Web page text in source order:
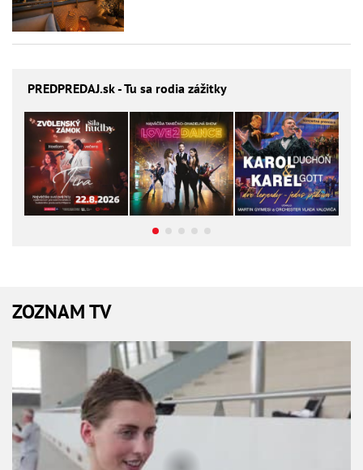
PREDPREDAJ.sk - Tu sa rodia zážitky
ZOZNAM TV